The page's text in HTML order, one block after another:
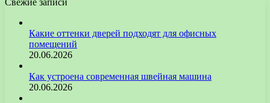
Свежие записи
Какие оттенки дверей подходят для офисных
помещений
20.06.2026
Как устроена современная швейная машина
20.06.2026